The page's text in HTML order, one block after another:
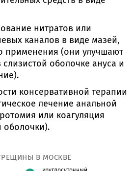
нитратов или
каналов в виде мазей,
применения (они улучшают
оболочке ануса и
консервативной терапии
лечение анальной
или коагуляция
оболочки).
В МОСКВЕ